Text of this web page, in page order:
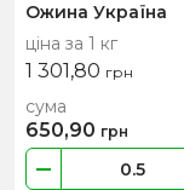
Ожина Україна
ціна за 1 кг
1 301,80 грн
сума
650,90 грн